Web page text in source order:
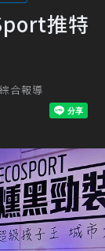
推特
合報導